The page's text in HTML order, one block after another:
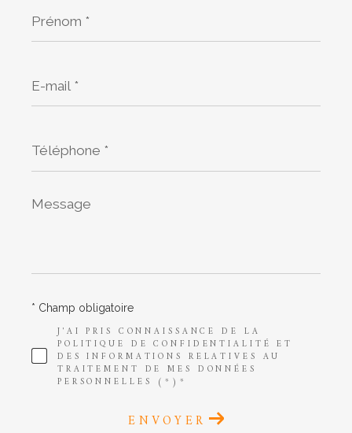
*
mail
*
Message
*
J'AI PRIS CONNAISSANCE DE LA
POLITIQUE DE CONFIDENTIALITÉ ET
DES INFORMATIONS RELATIVES AU
TRAITEMENT DE MES DONNÉES
PERSONNELLES (*)*
* Champ obligatoire
ENVOYER